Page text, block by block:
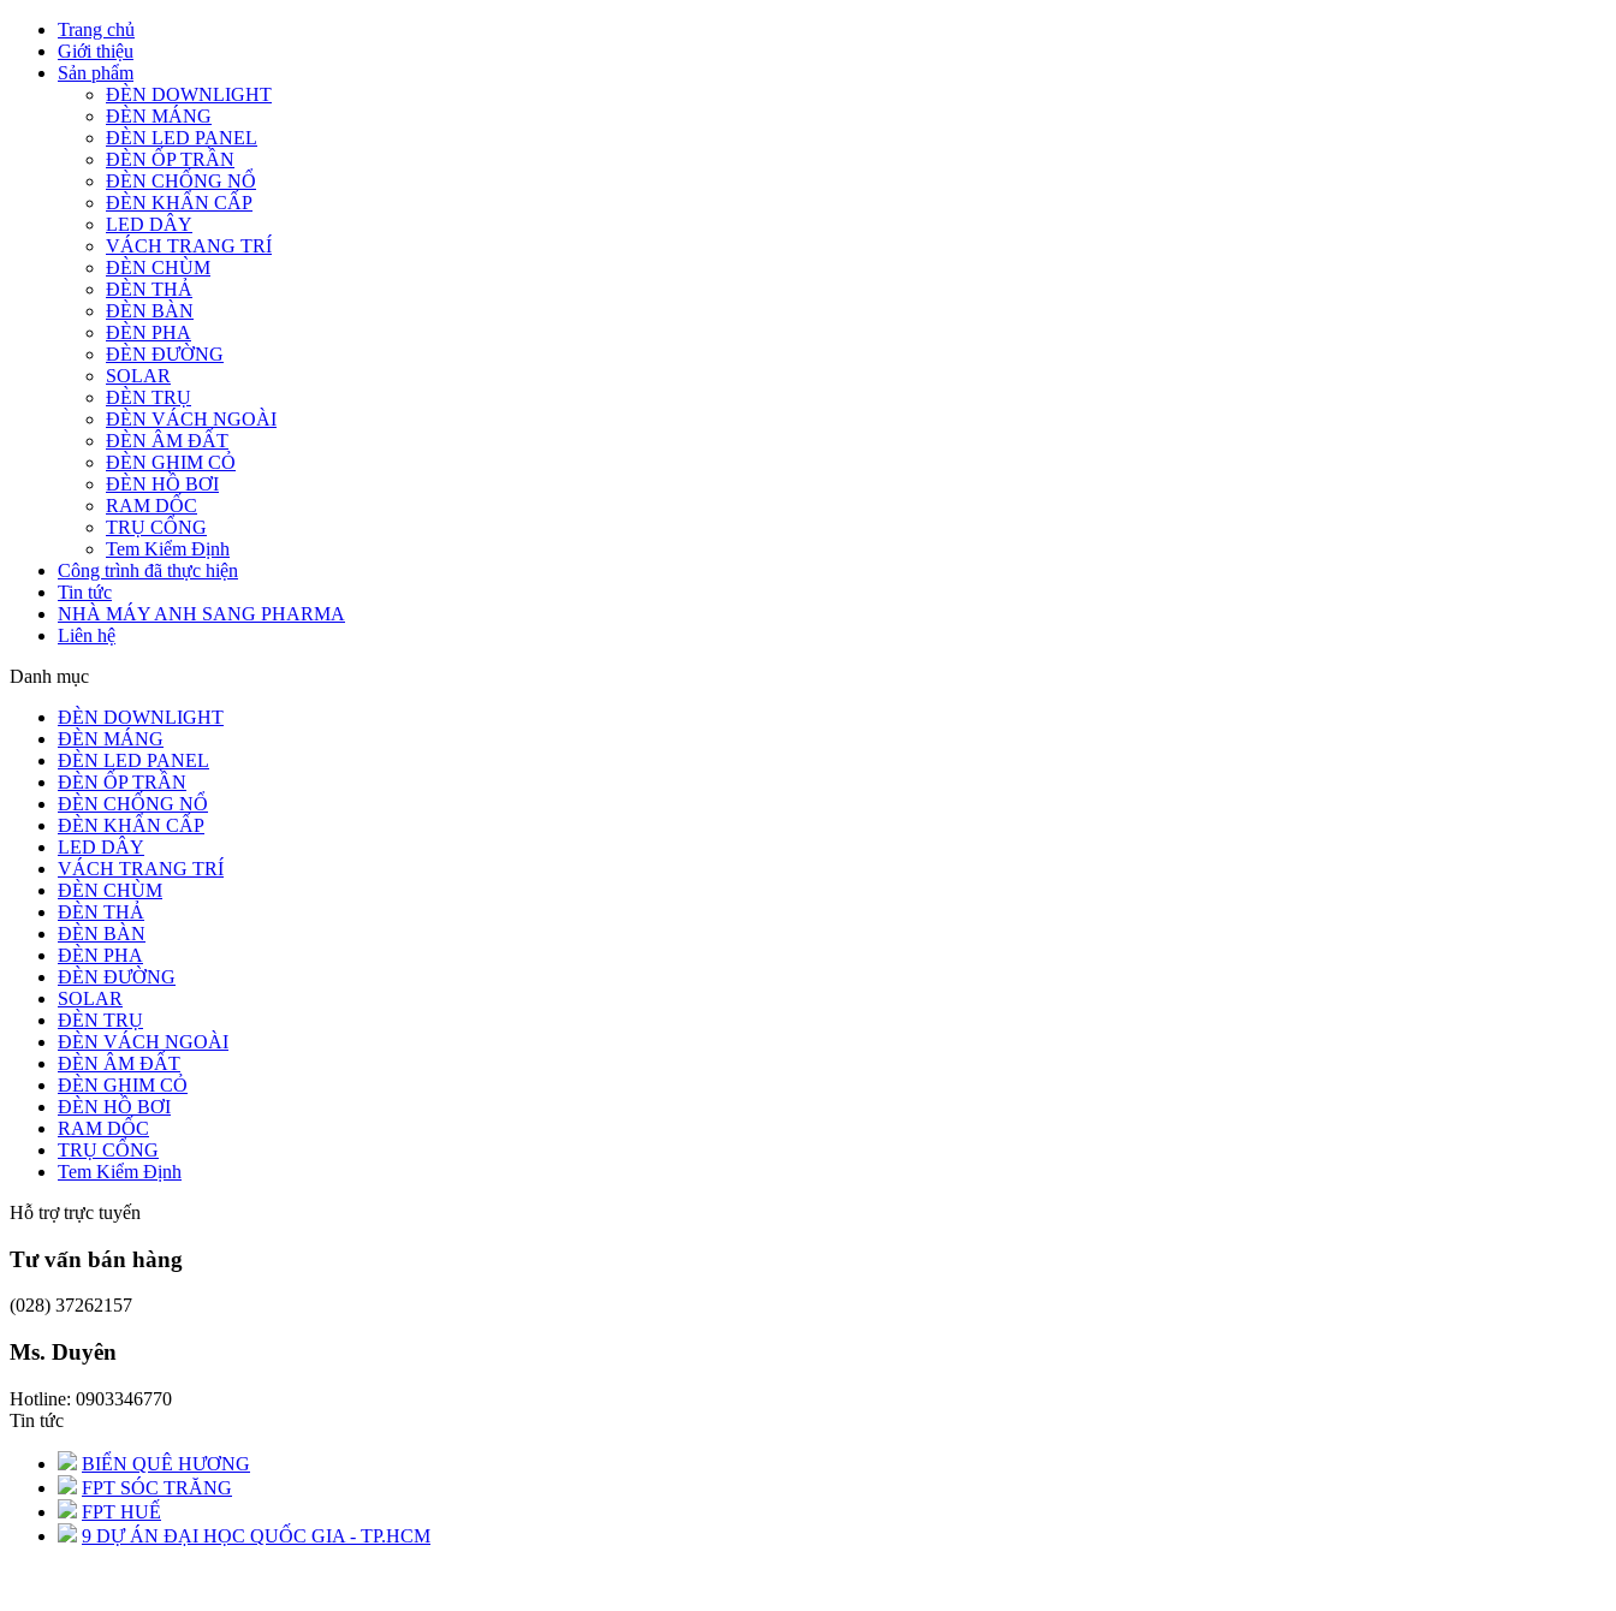
Trang chủ
Giới thiệu
Sản phẩm
ĐÈN DOWNLIGHT
ĐÈN MÁNG
ĐÈN LED PANEL
ĐÈN ỐP TRẦN
ĐÈN CHỐNG NỔ
ĐÈN KHẨN CẤP
LED DÂY
VÁCH TRANG TRÍ
ĐÈN CHÙM
ĐÈN THẢ
ĐÈN BÀN
ĐÈN PHA
ĐÈN ĐƯỜNG
SOLAR
ĐÈN TRỤ
ĐÈN VÁCH NGOÀI
ĐÈN ÂM ĐẤT
ĐÈN GHIM CỎ
ĐÈN HỒ BƠI
RAM DỐC
TRỤ CỔNG
Tem Kiểm Định
Công trình đã thực hiện
Tin tức
NHÀ MÁY ANH SANG PHARMA
Liên hệ
Danh mục
ĐÈN DOWNLIGHT
ĐÈN MÁNG
ĐÈN LED PANEL
ĐÈN ỐP TRẦN
ĐÈN CHỐNG NỔ
ĐÈN KHẨN CẤP
LED DÂY
VÁCH TRANG TRÍ
ĐÈN CHÙM
ĐÈN THẢ
ĐÈN BÀN
ĐÈN PHA
ĐÈN ĐƯỜNG
SOLAR
ĐÈN TRỤ
ĐÈN VÁCH NGOÀI
ĐÈN ÂM ĐẤT
ĐÈN GHIM CỎ
ĐÈN HỒ BƠI
RAM DỐC
TRỤ CỔNG
Tem Kiểm Định
Hỗ trợ trực tuyến
Tư vấn bán hàng
(028) 37262157
Ms. Duyên
Hotline: 0903346770
Tin tức
BIỂN QUÊ HƯƠNG
FPT SÓC TRĂNG
FPT HUẾ
9 DỰ ÁN ĐẠI HỌC QUỐC GIA - TP.HCM